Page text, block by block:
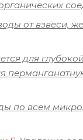
от взвеси,
для
по всем